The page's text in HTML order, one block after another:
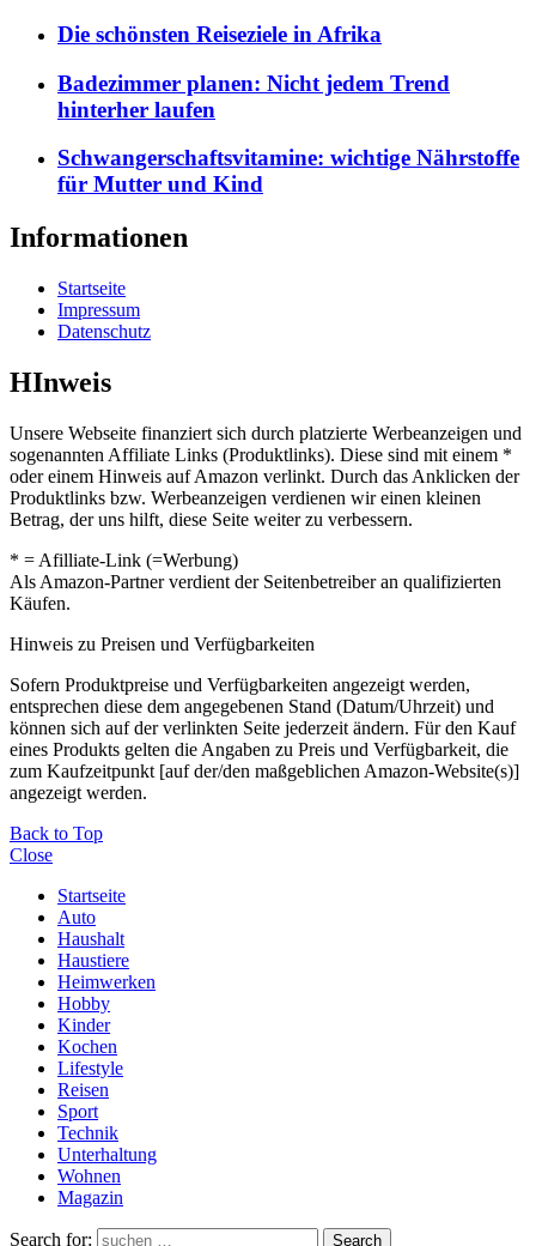
Die schönsten Reiseziele in Afrika
Badezimmer planen: Nicht jedem Trend
hinterher laufen
Schwangerschaftsvitamine: wichtige Nährstoffe
für Mutter und Kind
Informationen
Startseite
Impressum
Datenschutz
HInweis
Unsere Webseite finanziert sich durch platzierte Werbeanzeigen und
sogenannten Affiliate Links (Produktlinks). Diese sind mit einem *
oder einem Hinweis auf Amazon verlinkt. Durch das Anklicken der
Produktlinks bzw. Werbeanzeigen verdienen wir einen kleinen
Betrag, der uns hilft, diese Seite weiter zu verbessern.
* = Afilliate-Link (=Werbung)
Als Amazon-Partner verdient der Seitenbetreiber an qualifizierten
Käufen.
Hinweis zu Preisen und Verfügbarkeiten
Sofern Produktpreise und Verfügbarkeiten angezeigt werden,
entsprechen diese dem angegebenen Stand (Datum/Uhrzeit) und
können sich auf der verlinkten Seite jederzeit ändern. Für den Kauf
eines Produkts gelten die Angaben zu Preis und Verfügbarkeit, die
zum Kaufzeitpunkt [auf der/den maßgeblichen Amazon-Website(s)]
angezeigt werden.
Back to Top
Close
Startseite
Auto
Haushalt
Haustiere
Heimwerken
Hobby
Kinder
Kochen
Lifestyle
Reisen
Sport
Technik
Unterhaltung
Wohnen
Magazin
Search for: Search